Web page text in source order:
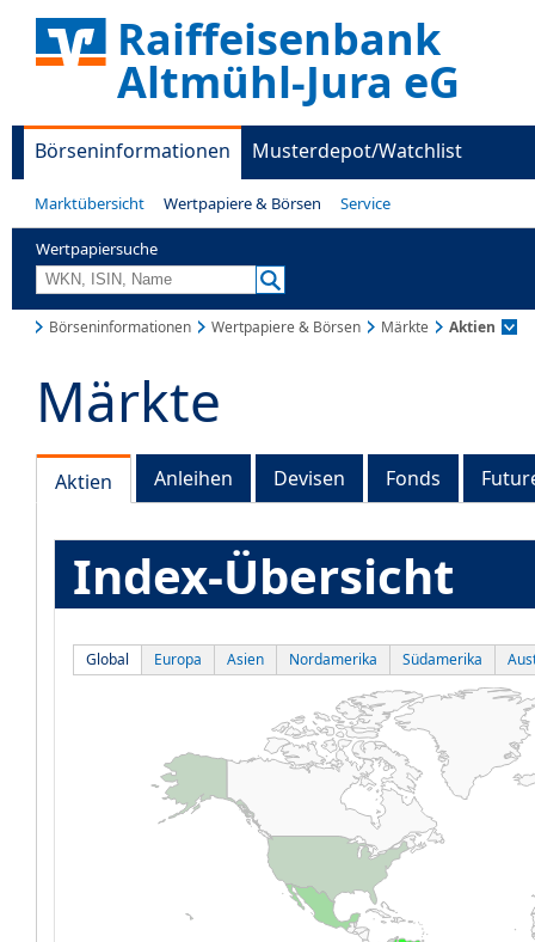
Raiffeisenbank
Altmühl-Jura eG
Börseninformationen Musterdepot/Watchlist
Marktübersicht Wertpapiere & Börsen Service
Wertpapiersuche
Börseninformationen Wertpapiere & Börsen Märkte Aktien
Märkte
Aktien Anleihen Devisen Fonds
Index-Übersicht
Global Europa Asien Nordamerika Südamerika